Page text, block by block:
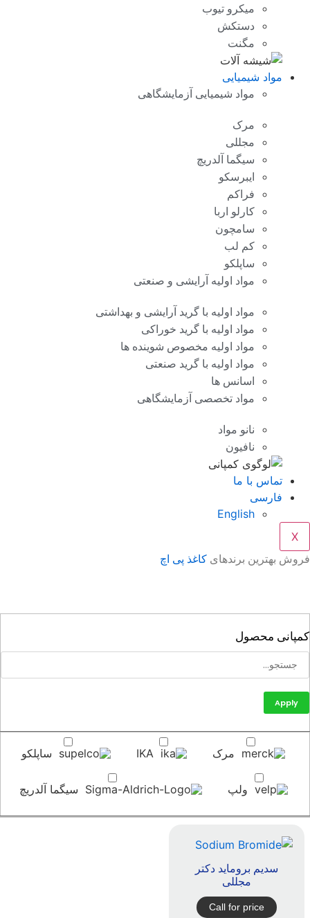
میکرو تیوب
دستکش
مگنت
مواد شیمیایی
مواد شیمیایی آزمایشگاهی
مرک
مجللی
سیگما آلدریچ
ایبرسکو
فراکم
کارلو اربا
سامچون
کم لب
ساپلکو
مواد اولیه آرایشی و صنعتی
مواد اولیه با گرید آرایشی و بهداشتی
مواد اولیه با گرید خوراکی
مواد اولیه مخصوص شوینده ها
مواد اولیه با گرید صنعتی
اسانس ها
مواد تخصصی آزمایشگاهی
نانو مواد
نافیون
تماس با ما
فارسی
English
بهترین برندهایکاغذ پی اچ
محصول
Apply
مرک IKA ساپلکو
ولپ سیگما آلدریچ
سدیم بروماید دکتر
مجللی
Call for price